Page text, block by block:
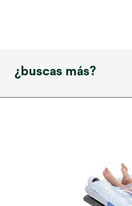
¿buscas más?